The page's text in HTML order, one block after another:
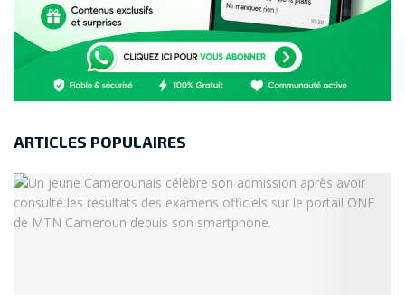
ARTICLES POPULAIRES